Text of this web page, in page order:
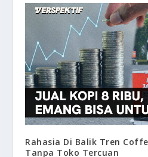
Rahasia Di Balik Tren
Tanpa Toko Tercuan